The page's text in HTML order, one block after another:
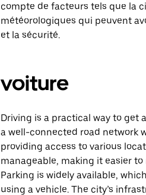
compte de facteurs tels que la
météorologiques qui peuvent
et la sécurité.
voiture
Driving is a practical way to get
a well-connected road network
providing access to various
manageable, making it easier
Parking is widely available,
using a vehicle. The city’s